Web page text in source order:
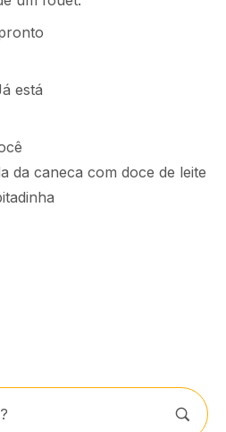
está
da caneca com doce de leite